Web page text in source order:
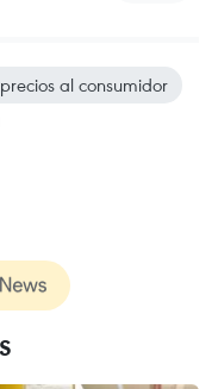
al consumidor